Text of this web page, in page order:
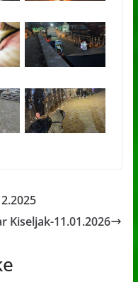
Kiseljak-11.01.2026